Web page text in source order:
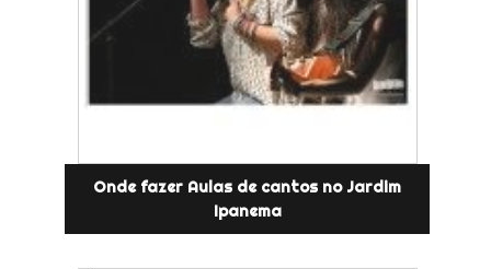
Onde fazer Aulas de cantos no Jardim
Ipanema